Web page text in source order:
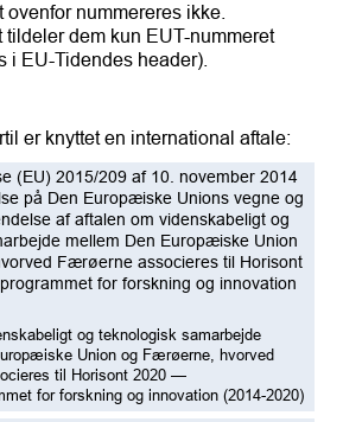
nummereres ikke.
dem kun EUT-nummeret
i EU-Tidendes header).
er knyttet en international aftale:
(EU) 2015/209 af 10. november 2014
på Den Europæiske Unions vegne og
af aftalen om videnskabeligt og
mellem Den Europæiske Union
Færøerne associeres til Horisont
for forskning og innovation
og teknologisk samarbejde
Union og Færøerne, hvorved
til Horisont 2020 —
for forskning og innovation (2014-2020)